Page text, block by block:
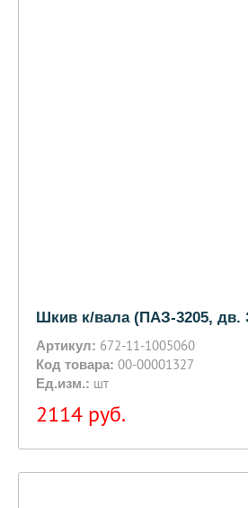
Шкив к/вала (ПАЗ-3205, дв.
Артикул: 672-11-1005060
Код товара: 00-00001327
Ед.изм.: шт
2114 руб.